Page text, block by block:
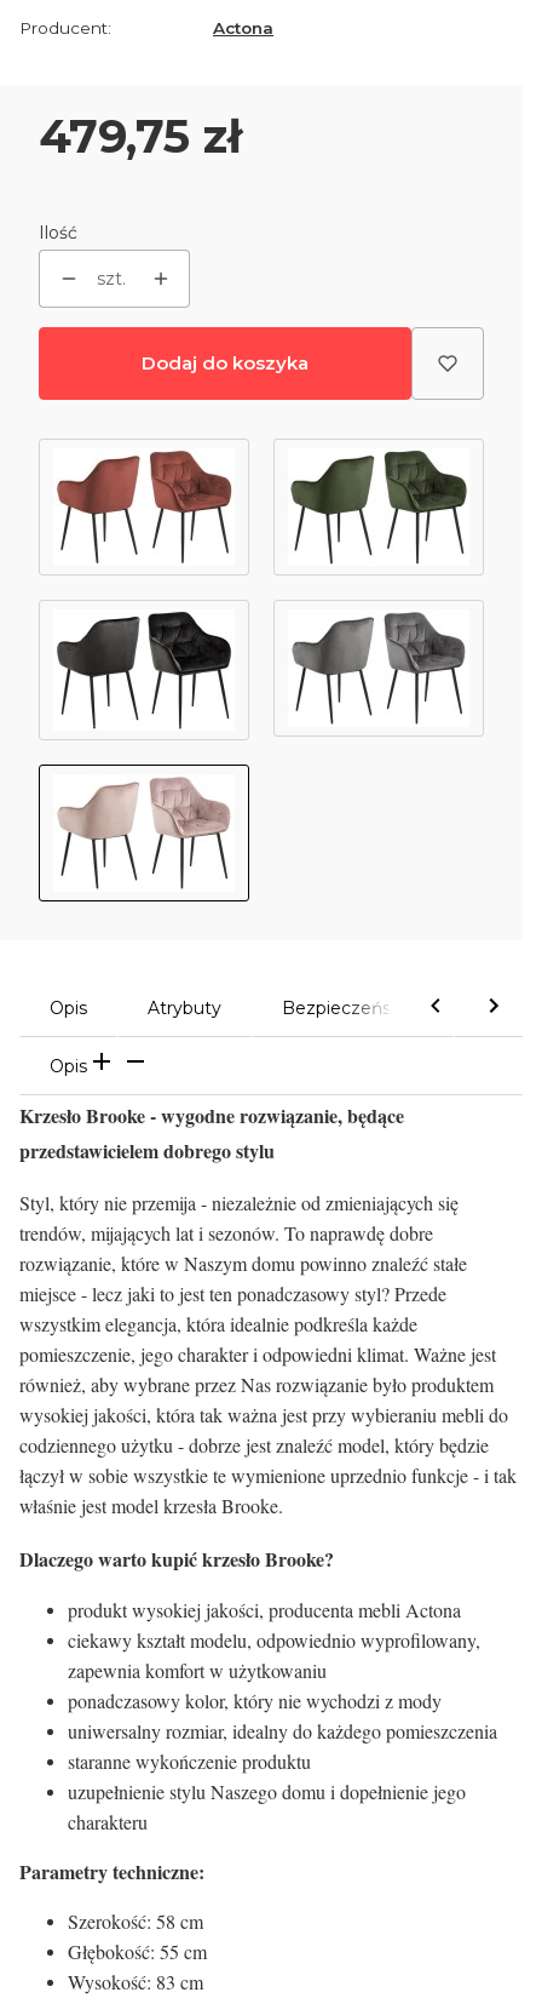
Producent:
Actona
Cena
479,75 zł
Ilość
szt.
Dodaj do koszyka
Opis Atrybuty Bezpieczeństwo
Opis
Krzesło Brooke - wygodne rozwiązanie, będące
przedstawicielem dobrego stylu
Styl, który nie przemija - niezależnie od zmieniających się
trendów, mijających lat i sezonów. To naprawdę dobre
rozwiązanie, które w Naszym domu powinno znaleźć stałe
miejsce - lecz jaki to jest ten ponadczasowy styl? Przede
wszystkim elegancja, która idealnie podkreśla każde
pomieszczenie, jego charakter i odpowiedni klimat. Ważne jest
również, aby wybrane przez Nas rozwiązanie było produktem
wysokiej jakości, która tak ważna jest przy wybieraniu mebli do
codziennego użytku - dobrze jest znaleźć model, który będzie
łączył w sobie wszystkie te wymienione uprzednio funkcje - i tak
właśnie jest model krzesła Brooke.
Dlaczego warto kupić krzesło Brooke?
produkt wysokiej jakości, producenta mebli Actona
ciekawy kształt modelu, odpowiednio wyprofilowany,
zapewnia komfort w użytkowaniu
ponadczasowy kolor, który nie wychodzi z mody
uniwersalny rozmiar, idealny do każdego pomieszczenia
staranne wykończenie produktu
uzupełnienie stylu Naszego domu i dopełnienie jego
charakteru
Parametry techniczne:
Szerokość: 58 cm
Głębokość: 55 cm
Wysokość: 83 cm